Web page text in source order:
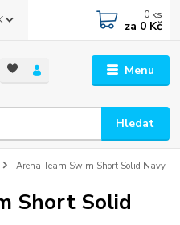
Menu
Hledat
0 ks
za 0 Kč
Arena Team Swim Short Solid Navy
Short Solid